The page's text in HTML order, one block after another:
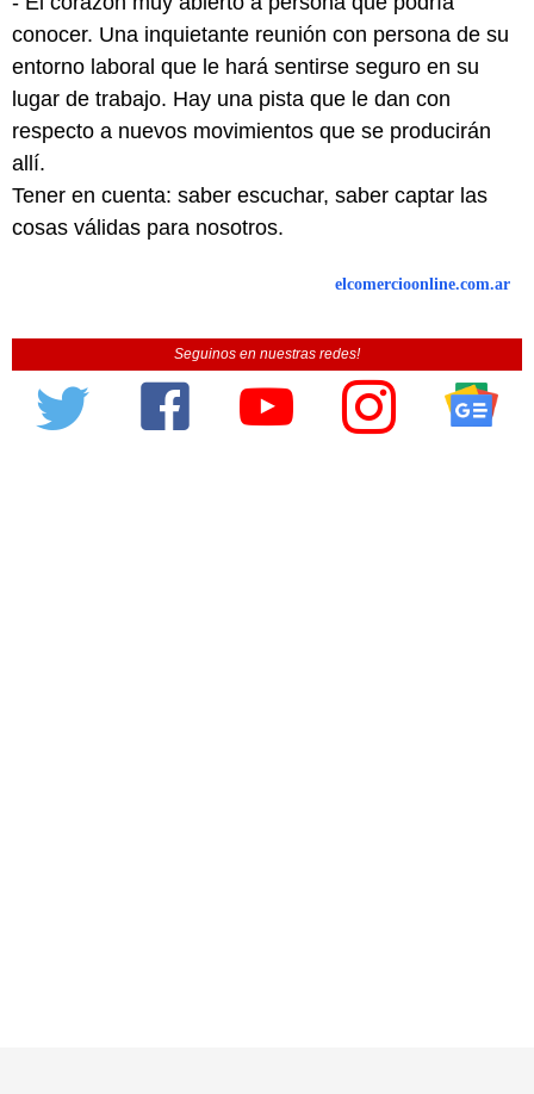
conocer. Una inquietante reunión con persona de su
entorno laboral que le hará sentirse seguro en su
lugar de trabajo. Hay una pista que le dan con
respecto a nuevos movimientos que se producirán
allí.
Tener en cuenta: saber escuchar, saber captar las
cosas válidas para nosotros.
elcomercioonline.com.ar
Seguinos en nuestras redes!